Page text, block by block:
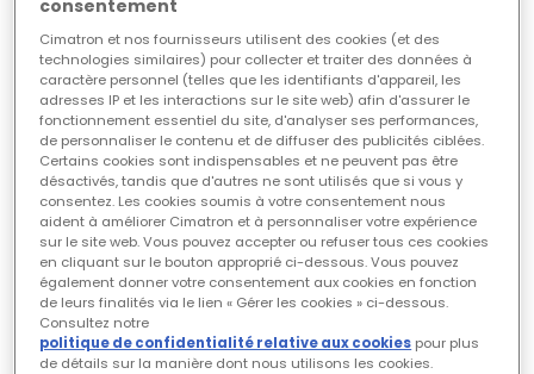
établir rapidement et efficacement des
devis précis et complets permet de
s'assurer que les offres reflètent
réellement le travail qu'une entreprise
effectuera.
Cimatron DieQuote a été développé pour
générer des devis qui reflètent les
préférences et les caractéristiques des
entreprises individuelles et automatisent
les calculs manuels fastidieux et la saisie
consentement
Cimatron et nos fournisseurs utilisent des cookies (et des
technologies similaires) pour collecter et traiter des données à
caractère personnel (telles que les identifiants d'appareil, les
adresses IP et les interactions sur le site web) afin d'assurer le
fonctionnement essentiel du site, d'analyser ses performances,
de personnaliser le contenu et de diffuser des publicités ciblées.
Certains cookies sont indispensables et ne peuvent pas être
désactivés, tandis que d'autres ne sont utilisés que si vous y
consentez. Les cookies soumis à votre consentement nous
aident à améliorer Cimatron et à personnaliser votre expérience
sur le site web. Vous pouvez accepter ou refuser tous ces cookies
en cliquant sur le bouton approprié ci-dessous. Vous pouvez
également donner votre consentement aux cookies en fonction
de leurs finalités via le lien « Gérer les cookies » ci-dessous.
Consultez notre
politique de confidentialité relative aux cookies pour plus
de détails sur la manière dont nous utilisons les cookies.